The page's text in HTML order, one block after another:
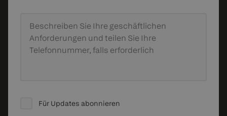
Beschreiben Sie Ihre geschäftlichen
Anforderungen und teilen Sie Ihre
Telefonnummer, falls erforderlich
Für Updates abonnieren